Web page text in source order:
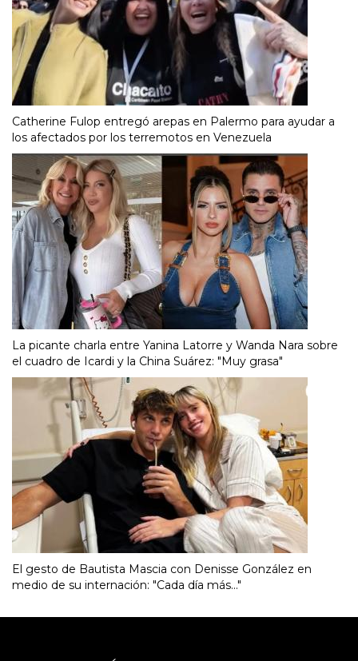
Catherine Fulop entregó arepas en Palermo para ayudar a
los afectados por los terremotos en Venezuela
La picante charla entre Yanina Latorre y Wanda Nara sobre
el cuadro de Icardi y la China Suárez: "Muy grasa"
El gesto de Bautista Mascia con Denisse González en
medio de su internación: "Cada día más..."